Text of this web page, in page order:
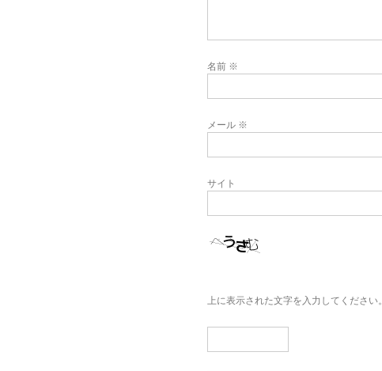
名前 ※
メール ※
サイト
上に表示された文字を入力してください。